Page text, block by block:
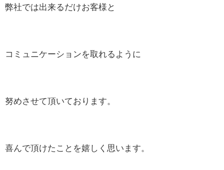
弊社では出来るだけお客様と
コミュニケーションを取れるように
努めさせて頂いております。
喜んで頂けたことを嬉しく思います。